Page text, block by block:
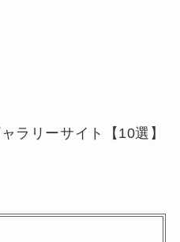
ラリーサイト【10選】